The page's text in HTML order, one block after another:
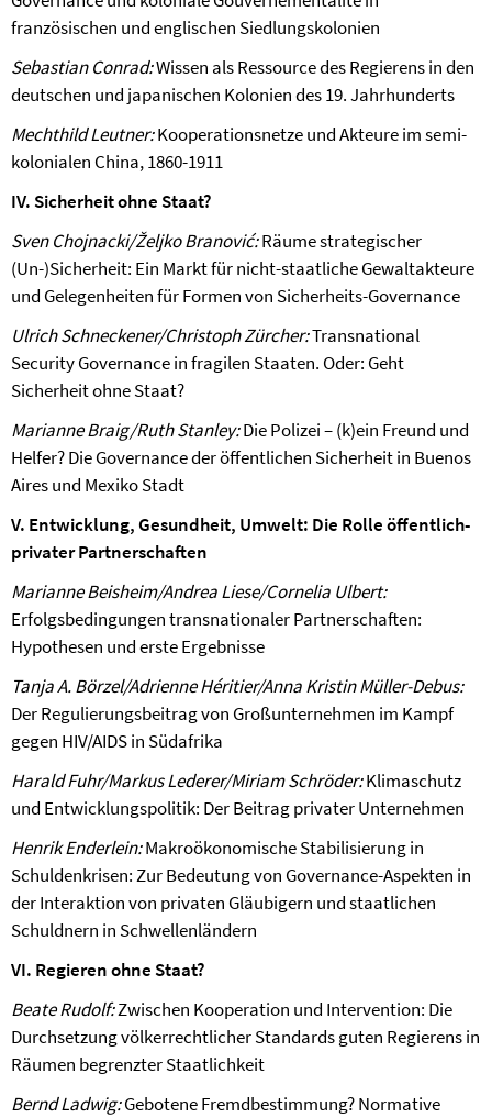
französischen und englischen Siedlungskolonien
Sebastian Conrad:Wissen als Ressource des Regierens in den
deutschen und japanischen Kolonien des 19. Jahrhunderts
Mechthild Leutner:Kooperationsnetze und Akteure im semi-
kolonialen China, 1860-1911
IV. Sicherheit ohne Staat?
Sven Chojnacki/Željko Branović:Räume strategischer
(Un-)Sicherheit: Ein Markt für nicht-staatliche Gewaltakteure
und Gelegenheiten für Formen von Sicherheits-Governance
Ulrich Schneckener/Christoph Zürcher:Transnational
Security Governance in fragilen Staaten. Oder: Geht
Sicherheit ohne Staat?
Marianne Braig/Ruth Stanley:Die Polizei – (k)ein Freund und
Helfer? Die Governance der öffentlichen Sicherheit in Buenos
Aires und Mexiko Stadt
V. Entwicklung, Gesundheit, Umwelt: Die Rolle öffentlich-
privater Partnerschaften
Marianne Beisheim/Andrea Liese/Cornelia Ulbert:
Erfolgsbedingungen transnationaler Partnerschaften:
Hypothesen und erste Ergebnisse
Tanja A. Börzel/Adrienne Héritier/Anna Kristin Müller-Debus:
Der Regulierungsbeitrag von Großunternehmen im Kampf
gegen HIV/AIDS in Südafrika
Harald Fuhr/Markus Lederer/Miriam Schröder:Klimaschutz
und Entwicklungspolitik: Der Beitrag privater Unternehmen
Henrik Enderlein:Makroökonomische Stabilisierung in
Schuldenkrisen: Zur Bedeutung von Governance-Aspekten in
der Interaktion von privaten Gläubigern und staatlichen
Schuldnern in Schwellenländern
VI. Regieren ohne Staat?
Beate Rudolf:Zwischen Kooperation und Intervention: Die
Durchsetzung völkerrechtlicher Standards guten Regierens in
Räumen begrenzter Staatlichkeit
Bernd Ladwig:Gebotene Fremdbestimmung? Normative